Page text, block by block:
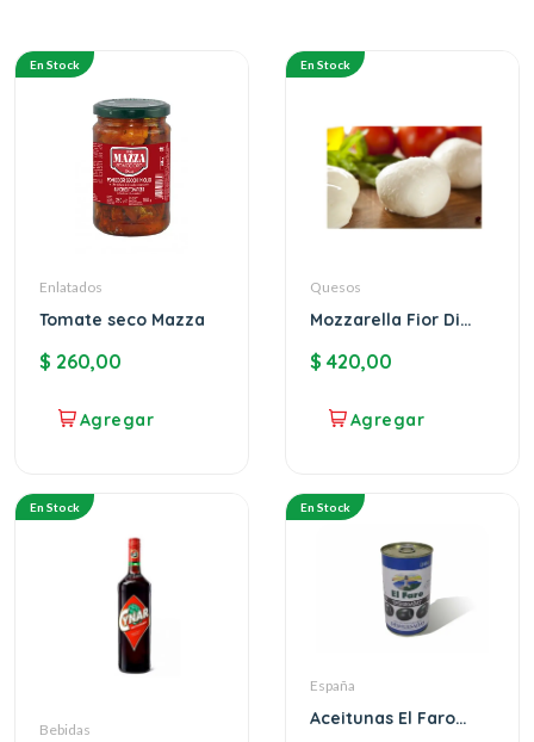
En Stock
Enlatados
Tomate seco Mazza
$ 260,00
En Stock
Quesos
Mozzarella Fior Di
$ 420,00
En Stock
Bebidas
En Stock
España
Aceitunas El Faro